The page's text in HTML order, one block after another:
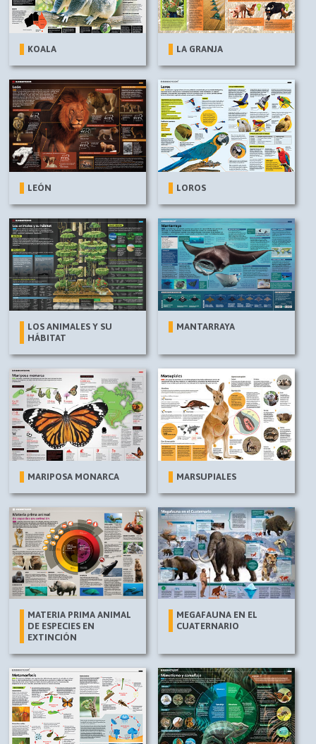
KOALA LA GRANJA
LEÓN LOROS
LOS ANIMALES Y SU
HÁBITAT
MANTARRAYA
MARIPOSA MONARCA MARSUPIALES
MATERIA PRIMA ANIMAL
DE ESPECIES EN
EXTINCIÓN
MEGAFAUNA EN EL
CUATERNARIO